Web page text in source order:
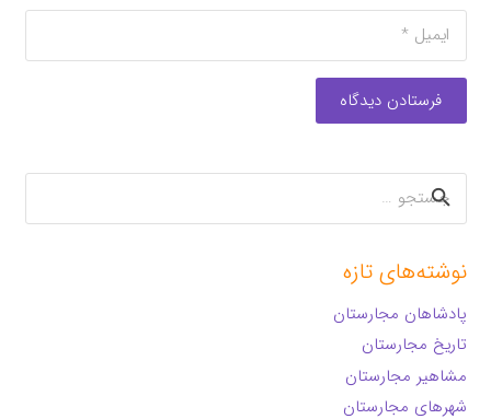
فرستادن دیدگاه
جستجو
برای:
نوشته‌های تازه
پادشاهان مجارستان
تاریخ مجارستان
مشاهیر مجارستان
شهرهای مجارستان